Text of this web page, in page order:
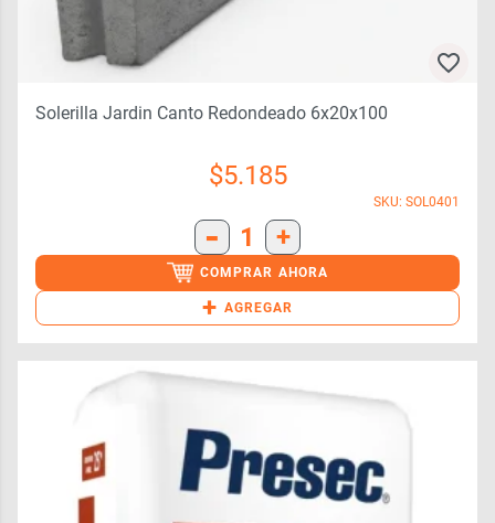
Solerilla Jardin Canto Redondeado 6x20x100
$5.185
SKU: SOL0401
- 1 +
COMPRAR AHORA
+ AGREGAR